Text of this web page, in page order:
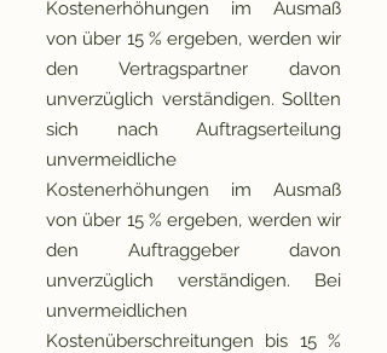
Kostenerhöhungen im Ausmaß
von über 15 % ergeben, werden wir
den Vertragspartner davon
unverzüglich verständigen. Sollten
sich nach Auftragserteilung
unvermeidliche
Kostenerhöhungen im Ausmaß
von über 15 % ergeben, werden wir
den Auftraggeber davon
unverzüglich verständigen. Bei
unvermeidlichen
Kostenüberschreitungen bis 15 %